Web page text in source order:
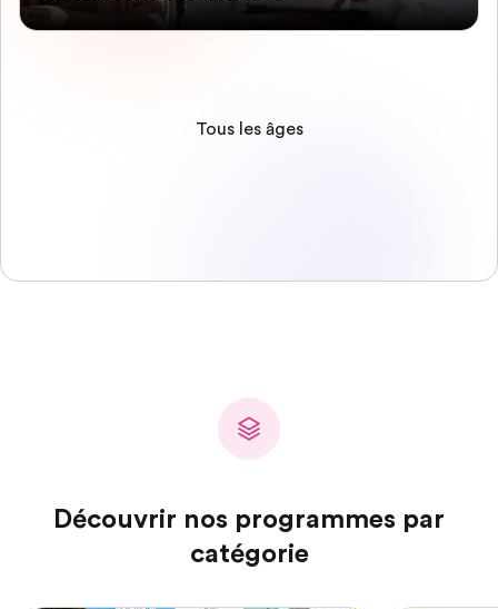
Tous les âges
Découvrir nos programmes par
catégorie